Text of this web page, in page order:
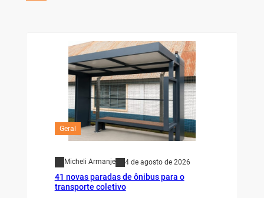
Geral
Micheli Armanje 4 de agosto de 2026
41 novas paradas de ônibus para o
transporte coletivo